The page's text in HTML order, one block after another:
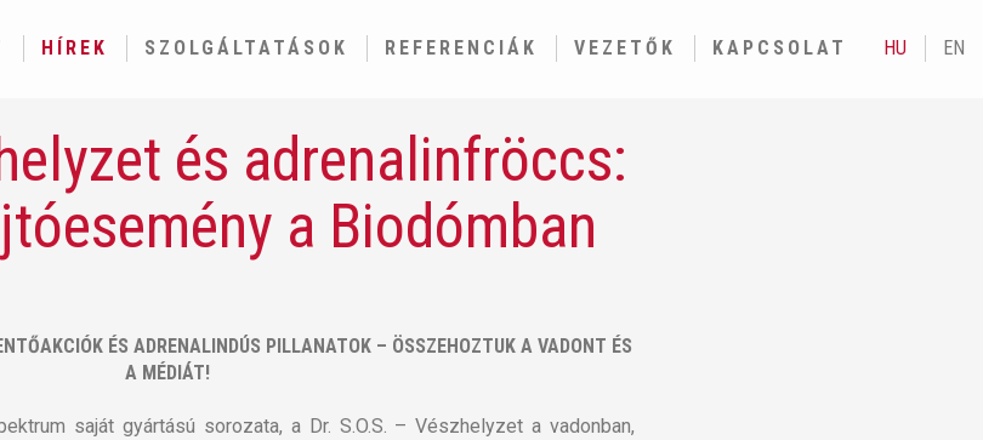
HU EN
HÍREK SZOLGÁLTATÁSOK REFERENCIÁK VEZETŐK KAPCSOLAT
és adrenalinfröccs:
a Biodómban
ÉS ADRENALINDÚS PILLANATOK – ÖSSZEHOZTUK A VADONT ÉS
A MÉDIÁT!
saját gyártású sorozata, a Dr. S.O.S. – Vészhelyzet a vadonban,